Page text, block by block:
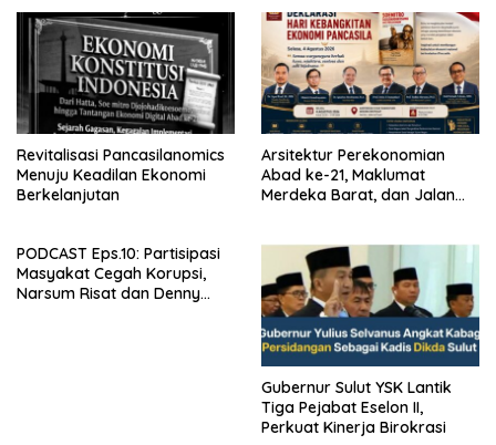
Revitalisasi Pancasilanomics
Menuju Keadilan Ekonomi
Berkelanjutan
Arsitektur Perekonomian
Abad ke-21, Maklumat
Merdeka Barat, dan Jalan
PODCAST Eps.10: Partisipasi
Masyakat Cegah Korupsi,
Narsum Risat dan Denny
Gubernur Sulut YSK Lantik
Tiga Pejabat Eselon II,
Perkuat Kinerja Birokrasi